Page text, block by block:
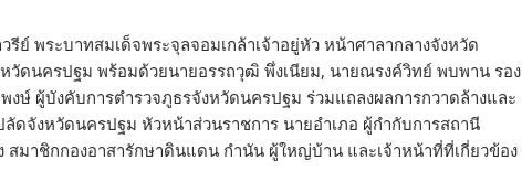
ย์ พระบาทสมเด็จพระจุลจอมเกล้าเจ้าอยู่หัว หน้าศาลากลางจังหวัด
วัดนครปฐม พร้อมด้วยนายอรรถวุฒิ พึ่งเนียม, นายณรงค์วิทย์ พบพาน รอง
ษ์ ผู้บังคับการตำรวจภูธรจังหวัดนครปฐม ร่วมแถลงผลการกวาดล้างและ
ดจังหวัดนครปฐม หัวหน้าส่วนราชการ นายอำเภอ ผู้กำกับการสถานี
สมาชิกกองอาสารักษาดินแดน กำนัน ผู้ใหญ่บ้าน และเจ้าหน้าที่ที่เกี่ยวข้อง